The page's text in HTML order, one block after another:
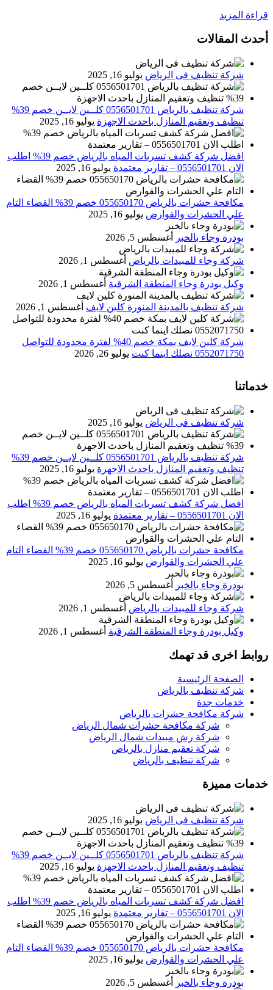
قراءة المزيد
أحدث المقالات
شركة تنظيف فى الرياض يوليو 16, 2025
شركة تنظيف بالرياض 0556501701 كلــين لايــن خصم 39%
تنظيف وتعقيم المنازل باحدث الاجهزة يوليو 16, 2025
افضل شركة كشف تسربات المياه بالرياض خصم 39% اطلب
الان 0556501701‬‏ – تقارير معتمدة
يوليو 16, 2025
مكافحة حشرات بالرياض 055650170 خصم 39% القضاء التام
علي الحشرات والقوارض يوليو 16, 2025
بودرة وجاء بالخبر أغسطس 5, 2026
شركة وجاء للمبيدات بالرياض أغسطس 1, 2026
وكيل بودرة وجاء المنطقة الشرقية أغسطس 1, 2026
شركة تنظيف بالمدينة المنورة كلين لايف أغسطس 1, 2026
شركة كلين لايف بمكة خصم 40% لفترة محدودة للتواصل
0552071750 نصلك اينما كنت
يوليو 26, 2026
خدماتنا
شركة تنظيف فى الرياض يوليو 16, 2025
شركة تنظيف بالرياض 0556501701 كلــين لايــن خصم 39%
تنظيف وتعقيم المنازل باحدث الاجهزة يوليو 16, 2025
افضل شركة كشف تسربات المياه بالرياض خصم 39% اطلب
الان 0556501701‬‏ – تقارير معتمدة
يوليو 16, 2025
مكافحة حشرات بالرياض 055650170 خصم 39% القضاء التام
علي الحشرات والقوارض يوليو 16, 2025
بودرة وجاء بالخبر أغسطس 5, 2026
شركة وجاء للمبيدات بالرياض أغسطس 1, 2026
وكيل بودرة وجاء المنطقة الشرقية أغسطس 1, 2026
روابط اخرى قد تهمك
الصفحة الرئيسية
شركة تنظيف بالرياض
خدمات جدة
شركة مكافحة حشرات بالرياض
شركة مكافحة حشرات شمال الرياض
شركة رش مبيدات شمال الرياض
شركة تعقيم منازل بالرياض
شركة تنظيف بالرياض
خدمات مميزة
شركة تنظيف فى الرياض يوليو 16, 2025
شركة تنظيف بالرياض 0556501701 كلــين لايــن خصم 39%
تنظيف وتعقيم المنازل باحدث الاجهزة يوليو 16, 2025
افضل شركة كشف تسربات المياه بالرياض خصم 39% اطلب
الان 0556501701‬‏ – تقارير معتمدة
يوليو 16, 2025
مكافحة حشرات بالرياض 055650170 خصم 39% القضاء التام
علي الحشرات والقوارض يوليو 16, 2025
بودرة وجاء بالخبر أغسطس 5, 2026